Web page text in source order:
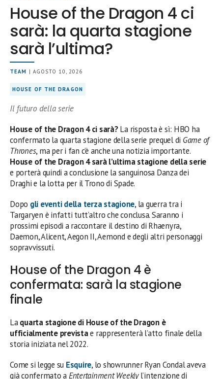
House of the Dragon 4 ci
sarà: la quarta stagione
sarà l’ultima?
TEAM | AGOSTO 10, 2026
HOUSE OF THE DRAGON
Il futuro della serie
House of the Dragon 4 ci sarà?La risposta è sì: HBO ha
confermato la quarta stagione della serie prequel di Game of
Thrones, ma per i fan c’è anche una notizia importante.
House of the Dragon 4 sarà l’ultima stagione della serie
e porterà quindi a conclusione la sanguinosa Danza dei
Draghi e la lotta per il Trono di Spade.
Dopo gli eventi della terza stagione, la guerra tra i
Targaryen è infatti tutt’altro che conclusa. Saranno i
prossimi episodi a raccontare il destino di Rhaenyra,
Daemon, Alicent, Aegon II, Aemond e degli altri personaggi
sopravvissuti.
House of the Dragon 4 è
confermata: sarà la stagione
finale
Laquarta stagione di House of the Dragon è
ufficialmente previstae rappresenterà l’atto finale della
storia iniziata nel 2022.
Come si legge su Esquire, lo showrunner Ryan Condal aveva
già confermato aEntertainment Weeklyl’intenzione di